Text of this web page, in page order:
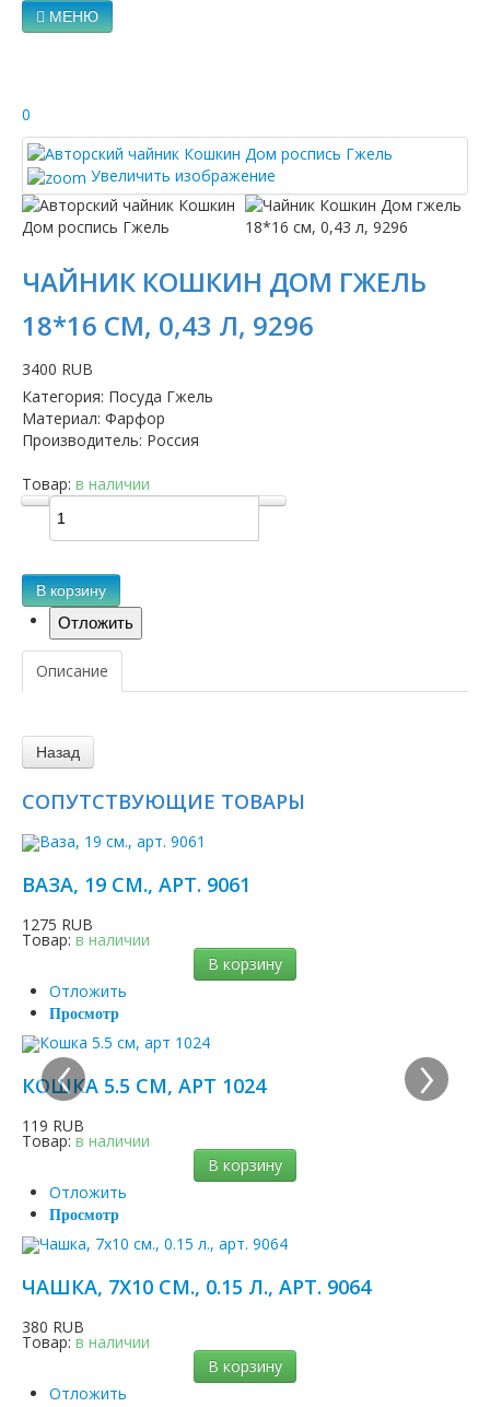
МЕНЮ
0
Увеличить изображение
ЧАЙНИК КОШКИН ДОМ ГЖЕЛЬ
18*16 СМ, 0,43 Л, 9296
3400 RUB
Категория: Посуда Гжель
Материал: Фарфор
Производитель: Россия
Товар: в наличии
В корзину
Описание
СОПУТСТВУЮЩИЕ ТОВАРЫ
ВАЗА, 19 СМ., АРТ. 9061
1275 RUB
Товар: в наличии
В корзину
Отложить
Просмотр
КОШКА 5.5 СМ, АРТ 1024
119 RUB
Товар: в наличии
В корзину
Отложить
Просмотр
ЧАШКА, 7Х10 СМ., 0.15 Л., АРТ. 9064
380 RUB
Товар: в наличии
В корзину
Отложить
‹ ›